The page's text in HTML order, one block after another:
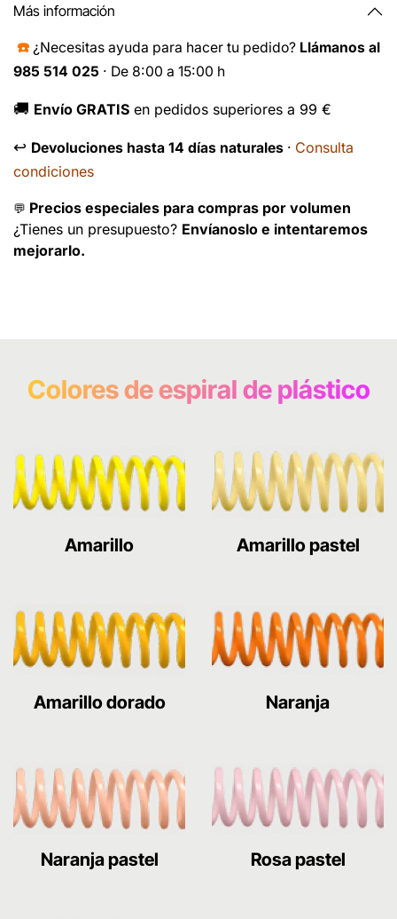
Más información
☎️ ¿Necesitas ayuda para hacer tu pedido? Llámanos al
985 514 025 · De 8:00 a 15:00 h
🚚 Envío GRATIS en pedidos superiores a 99 €
↩️ Devoluciones hasta 14 días naturales · Consulta
condiciones
💬 Precios especiales para compras por volumen
¿Tienes un presupuesto? Envíanoslo e intentaremos
mejorarlo.
Colores de espiral de plástico
Amarillo Amarillo pastel
Amarillo dorado Naranja
Naranja pastel Rosa pastel